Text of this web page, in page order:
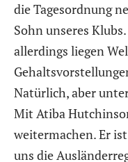
die Tagesordnung
Sohn unseres
allerdings liegen
Natürlich, aber
Mit Atiba
weitermachen. Er
uns die